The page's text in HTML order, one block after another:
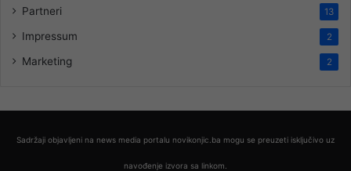
Partneri 13
Impressum 2
Marketing 2
Sadržaji objavljeni na news media portalu novikonjic.ba mogu se preuzeti isključivo uz
navođenje izvora sa linkom.